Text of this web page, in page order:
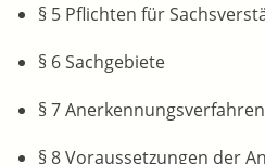
§ 5 Pflichten für
§ 6 Sachgebiete
§ 7 Anerkennungsverfahren
§ 8 Voraussetzungen der